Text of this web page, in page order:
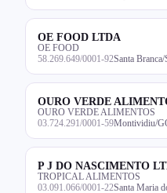
OE FOOD LTDA
OE FOOD
58.269.649/0001-92Santa Branca/
OURO VERDE
OURO VERDE ALIMENTOS
03.724.291/0001-59Montividiu/
P J DO NASCIMENTO
TROPICAL ALIMENTOS
03.091.066/0001-22Santa Maria